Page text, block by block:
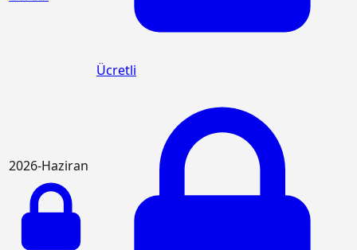
Ücretli
2026-Haziran